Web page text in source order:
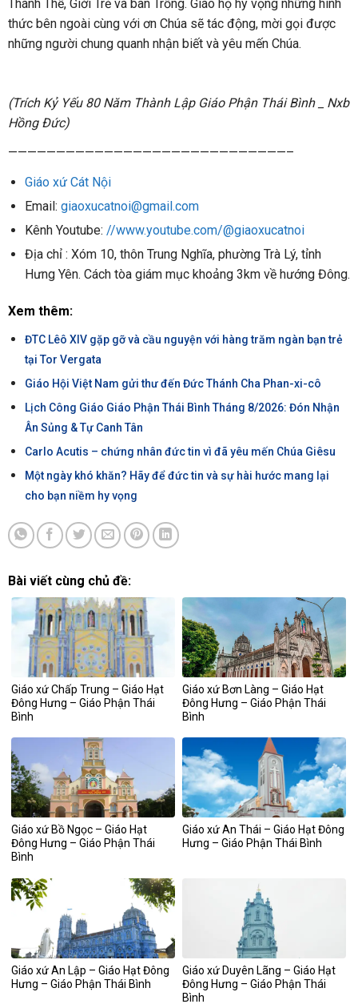
Thánh Thể, Giới Trẻ và ban Trống. Giáo họ hy vọng những hình
thức bên ngoài cùng với ơn Chúa sẽ tác động, mời gọi được
những người chung quanh nhận biết và yêu mến Chúa.
(Trích Kỷ Yếu 80 Năm Thành Lập Giáo Phận Thái Bình _ Nxb
Hồng Đức)
—————————————————————————————–
Giáo xứ Cát Nội
Email: giaoxucatnoi@gmail.com
Kênh Youtube: //www.youtube.com/@giaoxucatnoi
Địa chỉ : Xóm 10, thôn Trung Nghĩa, phường Trà Lý, tỉnh
Hưng Yên. Cách tòa giám mục khoảng 3km về hướng Đông.
Xem thêm:
ĐTC Lêô XIV gặp gỡ và cầu nguyện với hàng trăm ngàn bạn trẻ
tại Tor Vergata
Giáo Hội Việt Nam gửi thư đến Đức Thánh Cha Phan-xi-cô
Lịch Công Giáo Giáo Phận Thái Bình Tháng 8/2026: Đón Nhận
Ân Sủng & Tự Canh Tân
Carlo Acutis – chứng nhân đức tin vì đã yêu mến Chúa Giêsu
Một ngày khó khăn? Hãy để đức tin và sự hài hước mang lại
cho bạn niềm hy vọng
Bài viết cùng chủ đề:
Giáo xứ Chấp Trung – Giáo Hạt
Đông Hưng – Giáo Phận Thái
Bình
Giáo xứ Bơn Làng – Giáo Hạt
Đông Hưng – Giáo Phận Thái
Bình
Giáo xứ Bồ Ngọc – Giáo Hạt
Đông Hưng – Giáo Phận Thái
Bình
Giáo xứ An Thái – Giáo Hạt Đông
Hưng – Giáo Phận Thái Bình
Giáo xứ An Lập – Giáo Hạt Đông
Hưng – Giáo Phận Thái Bình
Giáo xứ Duyên Lãng – Giáo Hạt
Đông Hưng – Giáo Phận Thái
Bình